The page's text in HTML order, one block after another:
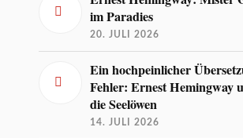
im Paradies
20. JULI 2026
Ein hochpeinlicher
Fehler: Ernest Hemingway
die Seelöwen
14. JULI 2026